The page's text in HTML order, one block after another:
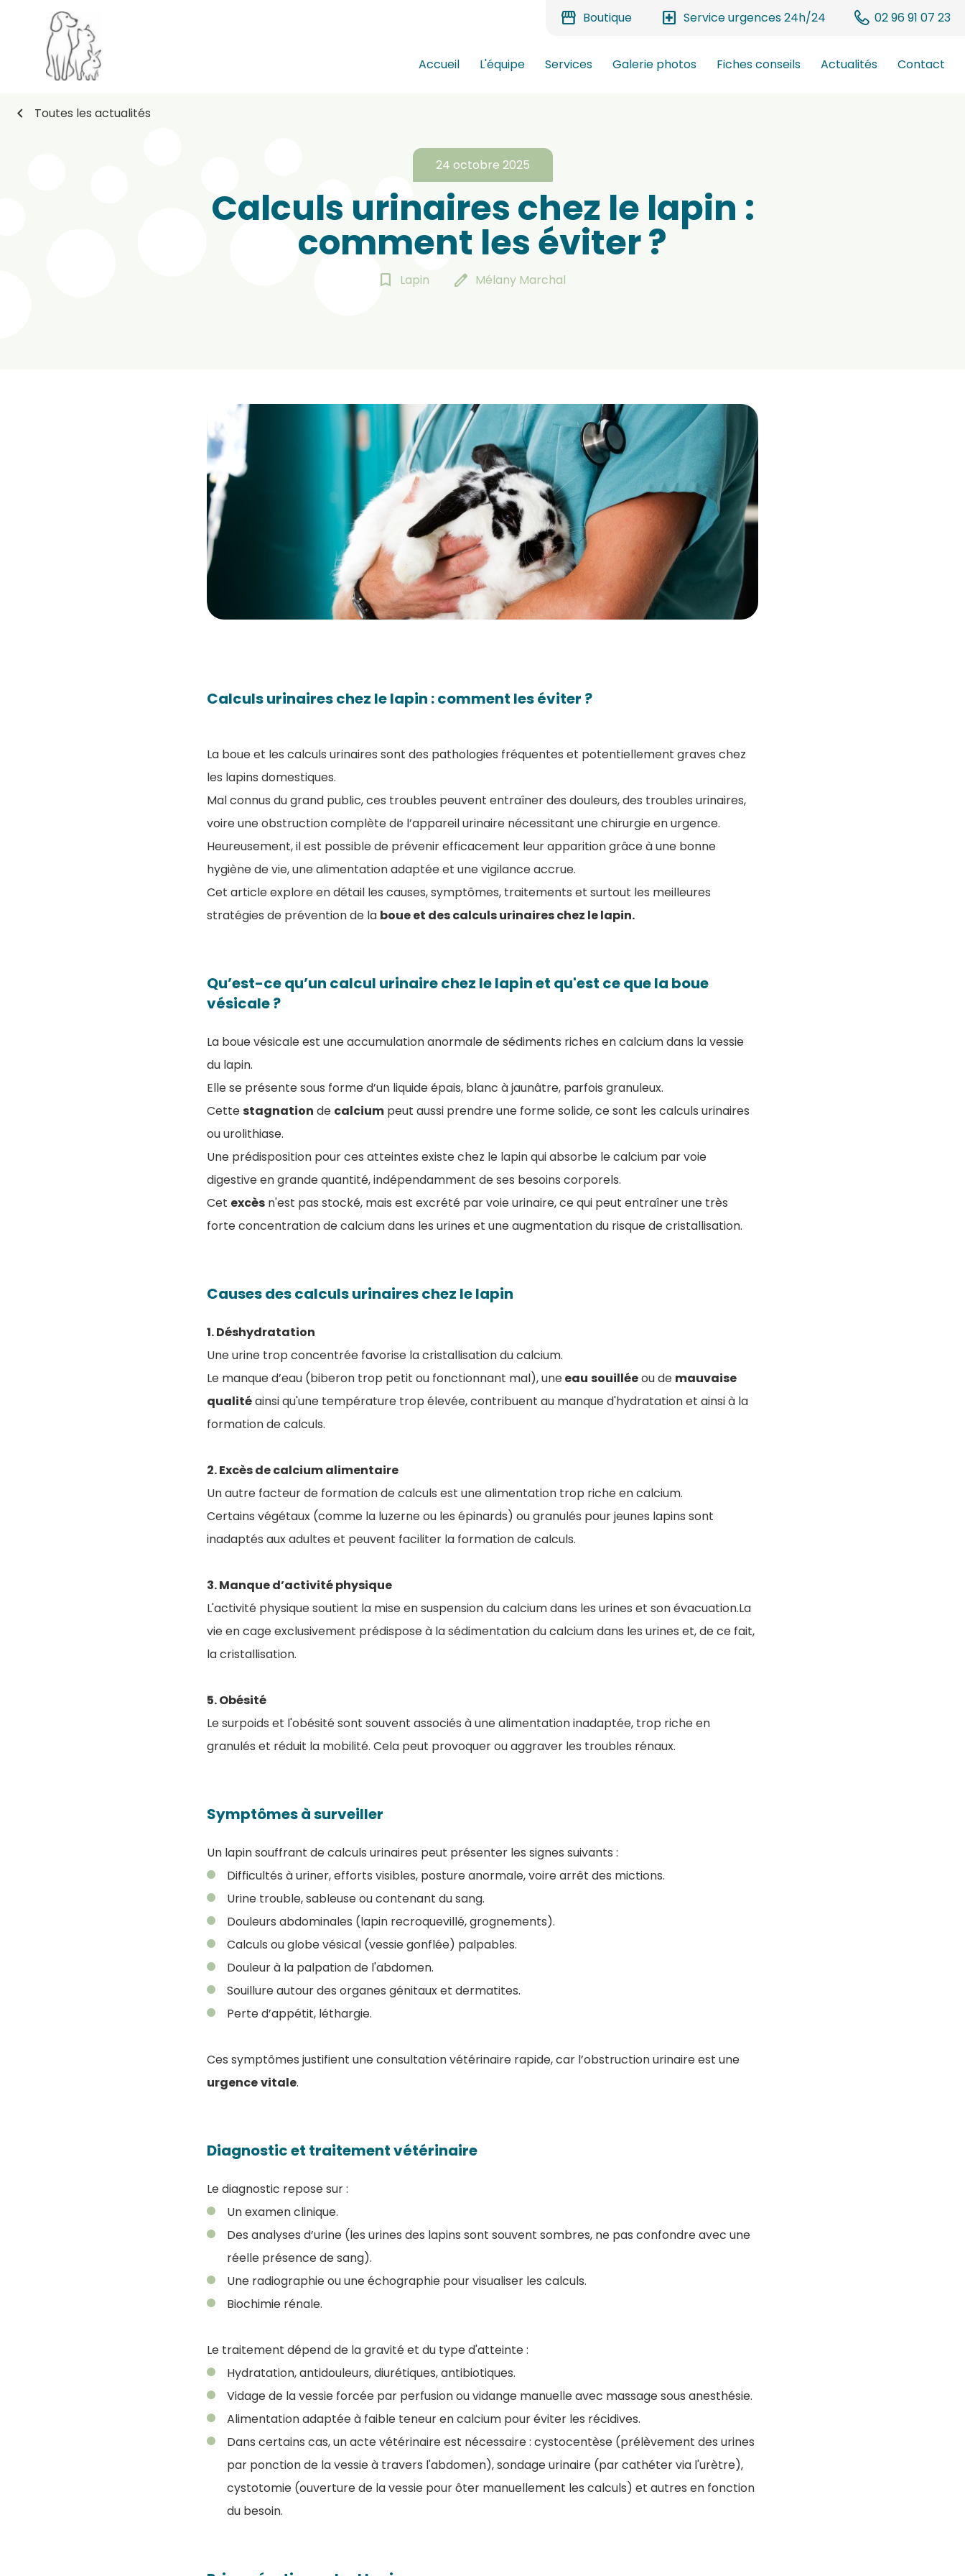
storefront Boutique local_hospital Service urgences 24h/24 02 96 91 07 23
Accueil L'équipe Services Galerie photos Fiches conseils Actualités Contact
chevron_left Toutes les actualités
24 octobre 2025
Calculs urinaires chez le lapin :
comment les éviter ?
bookmark_border Lapin edit Mélany Marchal
Calculs urinaires chez le lapin : comment les éviter ?
​La boue et les calculs urinaires sont des pathologies fréquentes et potentiellement graves chez
les lapins domestiques.
Mal connus du grand public, ces troubles peuvent entraîner des douleurs, des troubles urinaires,
voire une obstruction complète de l’appareil urinaire nécessitant une chirurgie en urgence.
Heureusement, il est possible de prévenir efficacement leur apparition grâce à une bonne
hygiène de vie, une alimentation adaptée et une vigilance accrue.
Cet article explore en détail les causes, symptômes, traitements et surtout les meilleures
stratégies de prévention de la boue et des calculs urinaires chez le lapin.
Qu’est-ce qu’un calcul urinaire chez le lapin et qu'est ce que la boue
vésicale ?
La boue vésicale est une accumulation anormale de sédiments riches en calcium dans la vessie
du lapin.
Elle se présente sous forme d’un liquide épais, blanc à jaunâtre, parfois granuleux.
Cettestagnation de calcium peut aussi prendre une forme solide, ce sont les calculs urinaires
ou urolithiase.
Une prédisposition pour ces atteintes existe chez le lapin qui absorbe le calcium par voie
digestive en grande quantité, indépendamment de ses besoins corporels.
Cet excès n'est pas stocké, mais est excrété par voie urinaire, ce qui peut entraîner une très
forte concentration de calcium dans les urines et une augmentation du risque de cristallisation.
Causes des calculs urinaires chez le lapin
1. Déshydratation
Une urine trop concentrée favorise la cristallisation du calcium.
Le manque d’eau (biberon trop petit ou fonctionnant mal), uneeau souilléeou de mauvaise
qualitéainsi qu'une température trop élevée, contribuent au manque d'hydratation et ainsi à la
formation de calculs.
2. Excès de calcium alimentaire
Un autre facteur de formation de calculs est une alimentation trop riche en calcium.
Certains végétaux (comme la luzerne ou les épinards) ou granulés pour jeunes lapins sont
inadaptés aux adultes et peuvent faciliter la formation de calculs.
3. Manque d’activité physique
L'activité physique soutient la mise en suspension du calcium dans les urines et son évacuation.La
vie en cage exclusivement prédispose à la sédimentation du calcium dans les urines et, de ce fait,
la cristallisation.
5. Obésité
Le surpoids et l'obésité sont souvent associés à une alimentation inadaptée, trop riche en
granulés et réduit la mobilité. Cela peut provoquer ou aggraver les troubles rénaux.
Symptômes à surveiller
Un lapin souffrant de calculs urinaires peut présenter les signes suivants :
Difficultés à uriner, efforts visibles, posture anormale, voire arrêt des mictions.
Urine trouble, sableuse ou contenant du sang.
Douleurs abdominales (lapin recroquevillé, grognements).
Calculs ou globe vésical (vessie gonflée) palpables.
Douleur à la palpation de l'abdomen.
Souillure autour des organes génitaux et dermatites.
Perte d’appétit, léthargie.
Ces symptômes justifient une consultation vétérinaire rapide, car l’obstruction urinaire est une
urgencevitale.
Diagnostic et traitement vétérinaire
Le diagnostic repose sur :
Un examen clinique.
Des analyses d’urine (les urines des lapins sont souvent sombres, ne pas confondre avec une
réelle présence de sang).
Une radiographie ou une échographie pour visualiser les calculs.
Biochimie rénale.
Le traitement dépend de la gravité et du type d'atteinte :
Hydratation, antidouleurs, diurétiques, antibiotiques.
Vidage de la vessie forcée par perfusion ou vidange manuelle avec massage sous anesthésie.
Alimentation adaptée à faible teneur en calcium pour éviter les récidives.
Dans certains cas, un acte vétérinaire est nécessaire : cystocentèse (prélèvement des urines
par ponction de la vessie à travers l'abdomen), sondage urinaire (par cathéter via l'urètre),
cystotomie (ouverture de la vessie pour ôter manuellement les calculs) et autres en fonction
du besoin.